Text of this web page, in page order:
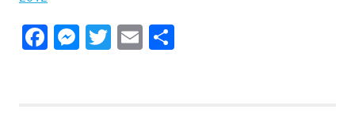
Facebook
Messenger
Twitter
Email